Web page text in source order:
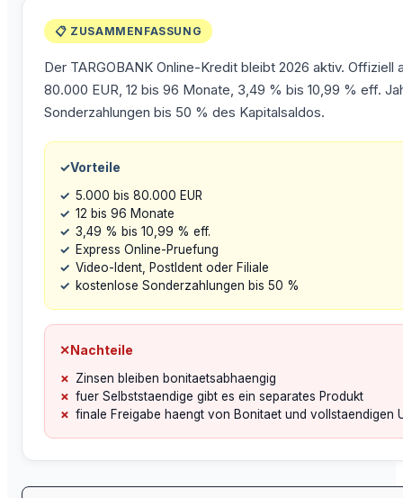
📋 ZUSAMMENFASSUNG
Der TARGOBANK Online-Kredit bleibt 2026 aktiv.
80.000 EUR, 12 bis 96 Monate, 3,49 % bis 10,99 % eff.
Sonderzahlungen bis 50 % des Kapitalsaldos.
✓Vorteile
5.000 bis 80.000 EUR
12 bis 96 Monate
3,49 % bis 10,99 % eff.
Express Online-Pruefung
Video-Ident, PostIdent oder Filiale
kostenlose Sonderzahlungen bis 50 %
✕Nachteile
Zinsen bleiben bonitaetsabhaengig
fuer Selbststaendige gibt es ein separates Produkt
finale Freigabe haengt von Bonitaet und vollstaendigen